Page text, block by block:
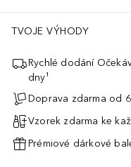
TVOJE VÝHODY
Rychlé dodání
dny¹
Doprava zdarma od
Vzorek zdarma ke
Prémiové dárkové